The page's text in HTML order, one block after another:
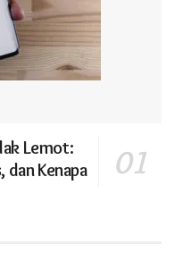
Lemot:
dan Kenapa